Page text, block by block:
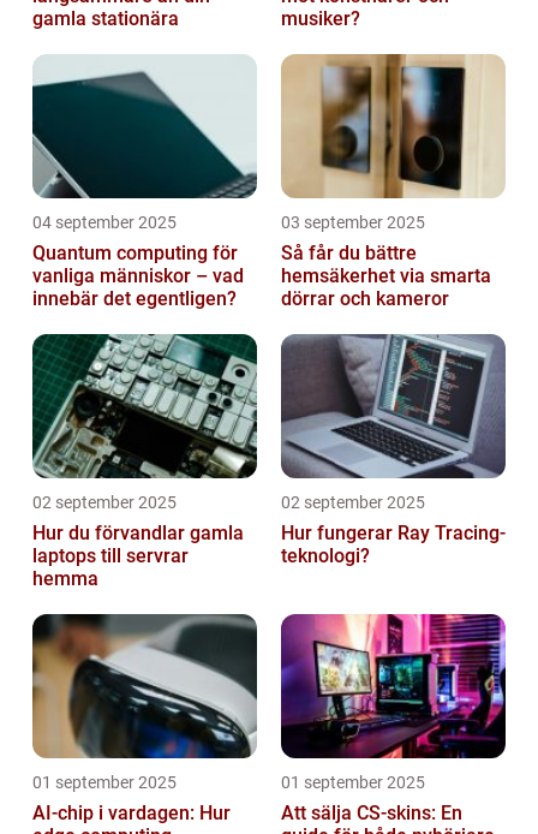
gamla stationära
musiker?
04 september 2025
Quantum computing för
vanliga människor – vad
innebär det egentligen?
03 september 2025
Så får du bättre
hemsäkerhet via smarta
dörrar och kameror
02 september 2025
Hur du förvandlar gamla
laptops till servrar
hemma
02 september 2025
Hur fungerar Ray Tracing-
teknologi?
01 september 2025
AI-chip i vardagen: Hur
01 september 2025
Att sälja CS-skins: En